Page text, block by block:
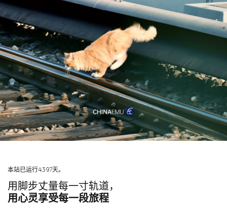
本站已运行4397天。
用脚步丈量每一寸轨道，
用心灵享受每一段旅程